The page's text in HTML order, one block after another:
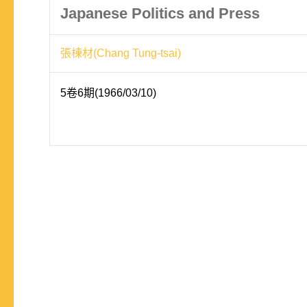
Japanese Politics and Press
張棟材(Chang Tung-tsai)
5卷6期(1966/03/10)